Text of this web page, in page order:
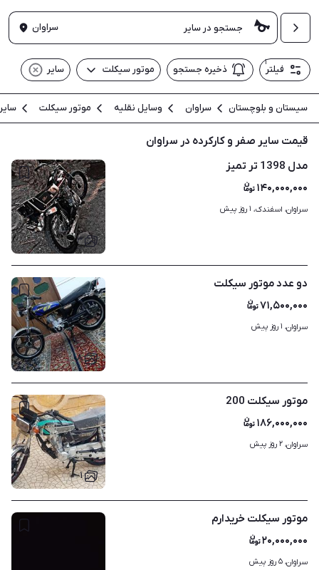
سراوان
۱
فیلتر ذخیره جستجو موتور سیکلت سایر
سیستان و بلوچستان سراوان وسایل نقلیه موتور سیکلت سایر
قیمت سایر صفر و کارکرده در سراوان
۳
مدل 1398 تر تمیز
۱۴۰,۰۰۰,۰۰۰
سراوان، اسفندک، ۱ روز پیش
۸
دو عدد موتور سیکلت
۷۱,۵۰۰,۰۰۰
سراوان، ۱ روز پیش
۱
موتور سیکلت 200
۱۸۶,۰۰۰,۰۰۰
سراوان، ۲ روز پیش
موتور سیکلت خریدارم
۲۰,۰۰۰,۰۰۰
سراوان، ۵ روز پیش